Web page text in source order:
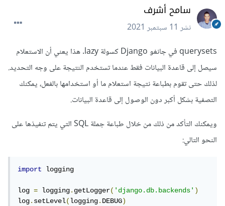
سامح أشرف
نشر11 سبتمبر 2021
querysets في جانغو Django كسولة lazy. هذا يعني أن الاستعلام
سيصل إلى قاعدة البيانات فقط عندما تستخدم النتيجة على وجه التحديد.
لذلك حتى تقوم بطباعة نتيجة استعلام ما أو استخدامها بالفعل، يمكنك
التصفية بشكل أكبر دون الوصول إلى قاعدة البيانات.
ويمكنك التأكد من ذلك من خلال طباعة جملة SQL التي يتم تنفيذها على
النحو التالي:
import logging
log = logging.getLogger('django.db.backends')
log.setLevel(logging.DEBUG)